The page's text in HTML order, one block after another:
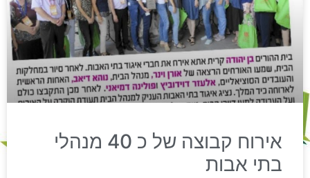
אירוח קבוצה של כ 40 מנהלי
בתי אבות